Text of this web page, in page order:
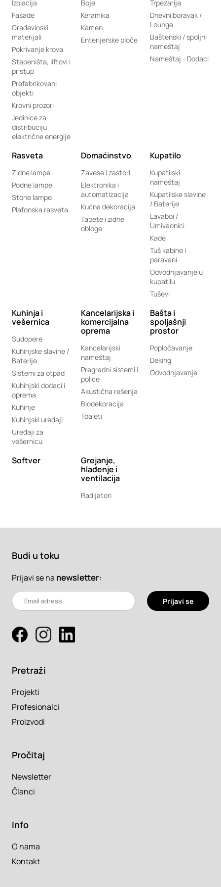
Izolacija
Fasade
Građevinski
materijali
Pokrivanje krova
Stepeništa, liftovi i
pristup
Prefabrikovani
objekti
Krovni prozori
Jedinice za
distribuciju
električne energije
Boje
Keramika
Kamen
Enterijerske ploče
Trpezarija
Dnevni boravak /
Lounge
Baštenski / spoljni
nameštaj
Nameštaj - Dodaci
Rasveta
Zidne lampe
Podne lampe
Stone lampe
Plafonska rasveta
Domaćinstvo
Zavese i zastori
Elektronika i
automatizacija
Kućna dekoracija
Tapete i zidne
obloge
Kupatilo
Kupatilski
nameštaj
Kupatilske slavine
/ Baterije
Lavaboi /
Umivaonici
Kade
Tuš kabine i
paravani
Odvodnjavanje u
kupatilu
Tuševi
Kuhinja i
vešernica
Sudopere
Kuhinjske slavine /
Baterije
Sistemi za otpad
Kuhinjski dodaci i
oprema
Kuhinje
Kuhinjski uređaji
Uređaji za
vešernicu
Kancelarijska i
komercijalna
oprema
Kancelarijski
nameštaj
Pregradni sistemi i
police
Akustična rešenja
Biodekoracija
Toaleti
Bašta i
spoljašnji
prostor
Popločavanje
Deking
Odvodnjavanje
Softver
Grejanje,
hlađenje i
ventilacija
Radijatori
Budi u toku
Prijavi se na newsletter:
Prijavi se
Pretraži
Projekti
Profesionalci
Proizvodi
Pročitaj
Newsletter
Članci
Info
O nama
Kontakt